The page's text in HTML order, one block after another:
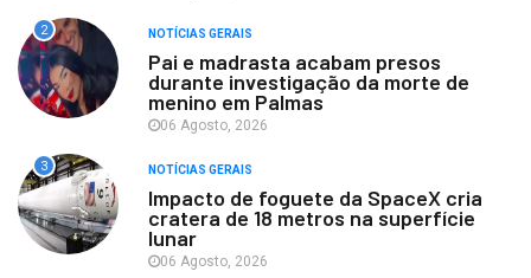
2 NOTÍCIAS GERAIS
Pai e madrasta acabam presos
durante investigação da morte de
menino em Palmas
06 Agosto, 2026
3 NOTÍCIAS GERAIS
Impacto de foguete da SpaceX cria
cratera de 18 metros na superfície
lunar
06 Agosto, 2026